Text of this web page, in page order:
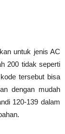
untuk jenis AC
200 tidak seperti
tersebut bisa
dengan mudah
120-139 dalam